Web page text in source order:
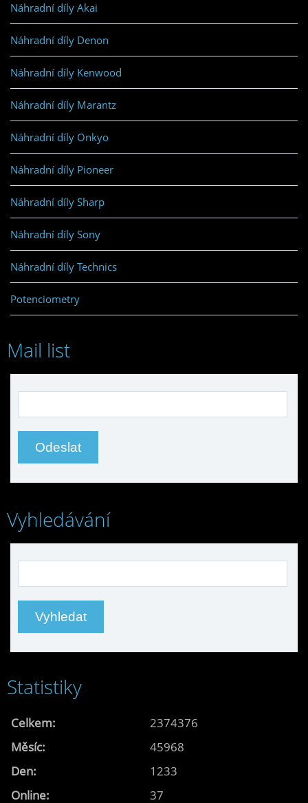
Náhradní díly Akai
Náhradní díly Denon
Náhradní díly Kenwood
Náhradní díly Marantz
Náhradní díly Onkyo
Náhradní díly Pioneer
Náhradní díly Sharp
Náhradní díly Sony
Náhradní díly Technics
Potenciometry
Mail list
Vyhledávání
Statistiky
Online: 37
Celkem:
2374376
Měsíc:
45968
Den:
1233